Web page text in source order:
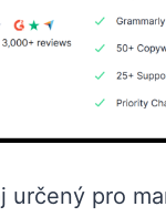
určený pro